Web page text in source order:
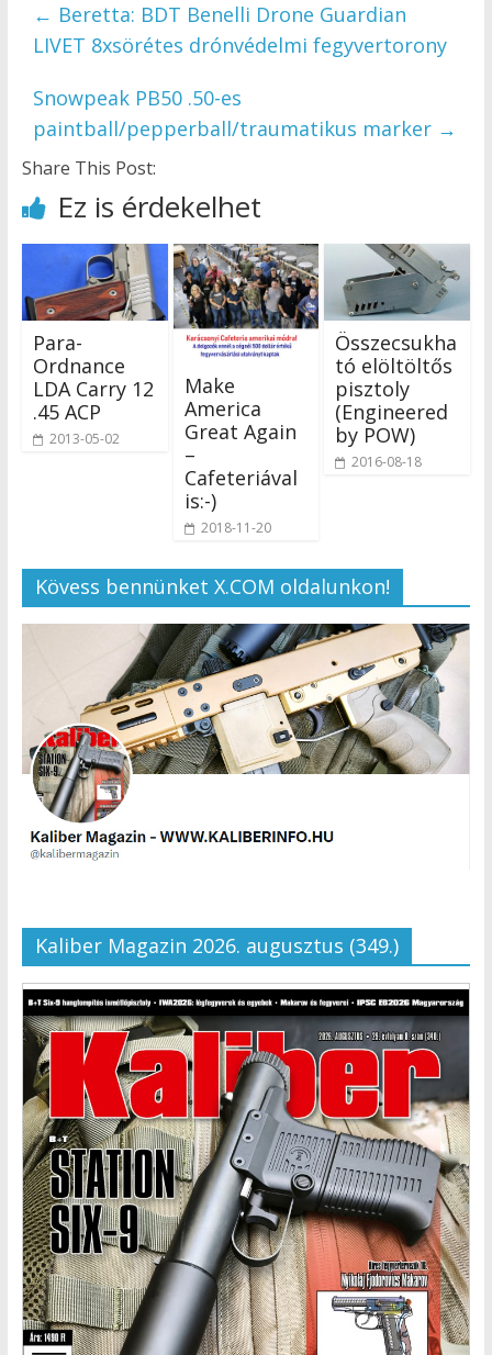
← Beretta: BDT Benelli Drone Guardian
LIVET 8xsörétes drónvédelmi fegyvertorony
Snowpeak PB50 .50-es
paintball/pepperball/traumatikus marker →
Share This Post:
Ez is érdekelhet
Para-
Ordnance
LDA Carry 12
.45 ACP
2013-05-02
Make
America
Great Again
–
Cafeteriával
is:-)
2018-11-20
Összecsukha
tó elöltöltős
pisztoly
(Engineered
by POW)
2016-08-18
Kövess bennünket X.COM oldalunkon!
Kaliber Magazin 2026. augusztus (349.)